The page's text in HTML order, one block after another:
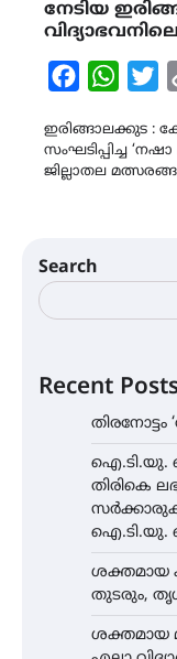
നേടിയ
Facebook
ഇരിങ്ങാലക്കുട :
സംഘടിപ്പിച്ച
ജില്ലാതല
Search
Recent
ഐ.ടി.യു.
തിരികെ
ഐ.ടി.യു.
ശക്തമായ
തുടരും,
ശക്തമായ